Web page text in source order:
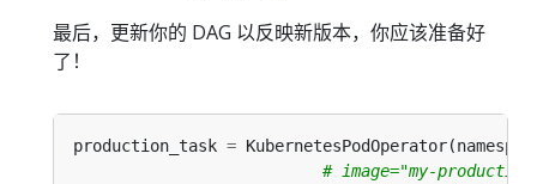
最后，更新你的 DAG 以反映新版本，你应该准备好
了！
production_task =
# image="my-